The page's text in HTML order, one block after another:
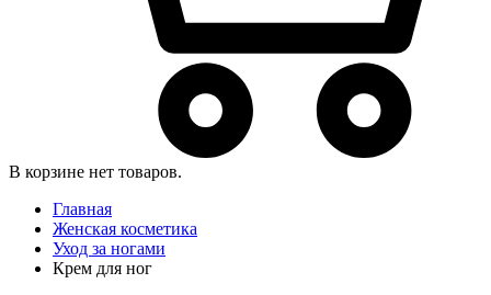
В корзине нет товаров.
Главная
Женская косметика
Уход за ногами
Крем для ног